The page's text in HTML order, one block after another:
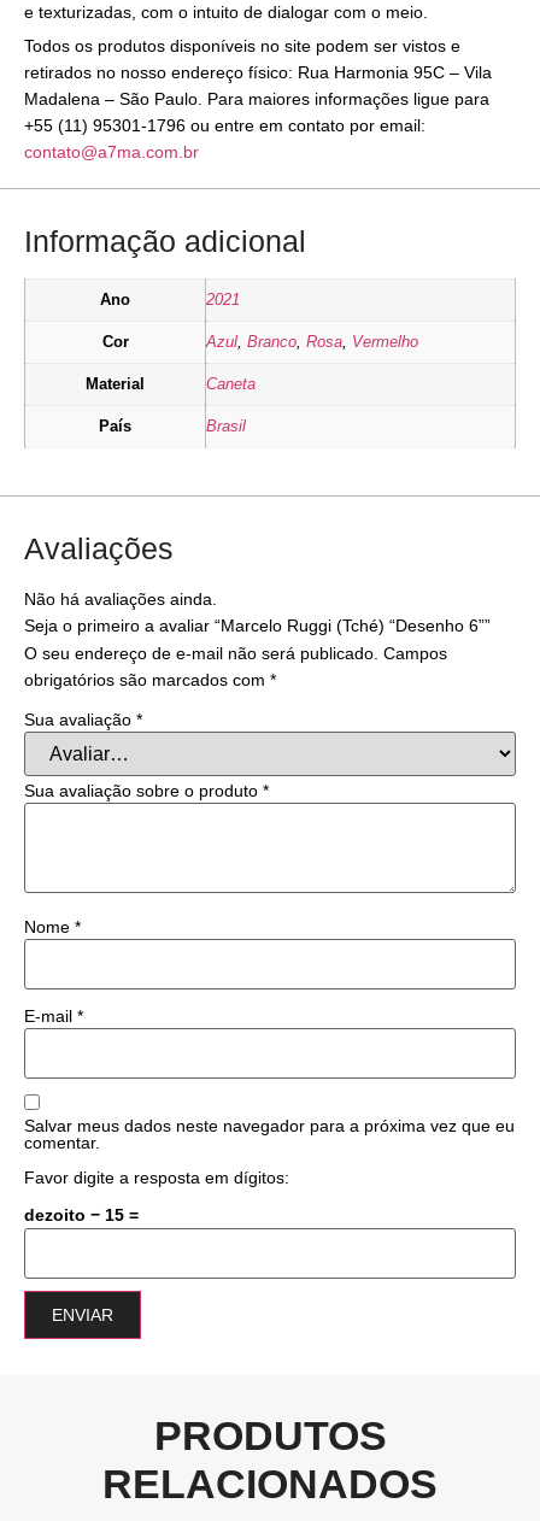
e texturizadas, com o intuito de dialogar com o meio.
Todos os produtos disponíveis no site podem ser vistos e
retirados no nosso endereço físico: Rua Harmonia 95C – Vila
Madalena – São Paulo. Para maiores informações ligue para
+55 (11) 95301-1796 ou entre em contato por email:
contato@a7ma.com.br
Informação adicional
Ano 2021
Cor Azul Branco Rosa Vermelho
Material Caneta
País Brasil
Avaliações
Não há avaliações ainda.
Seja o primeiro a avaliar “Marcelo Ruggi (Tché) “Desenho 6””
O seu endereço de e-mail não será publicado. Campos
obrigatórios são marcados com *
Sua avaliação *
Sua avaliação sobre o produto *
Nome *
E-mail *
Salvar meus dados neste navegador para a próxima vez que eu
comentar.
Favor digite a resposta em dígitos:
dezoito − 15 =
PRODUTOS
RELACIONADOS